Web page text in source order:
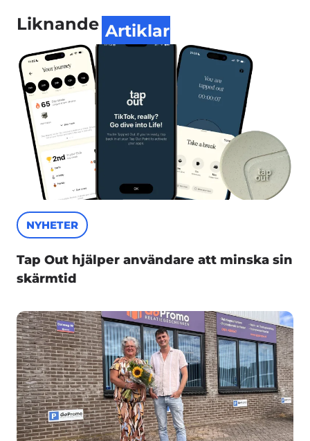
Liknande Artiklar
NYHETER
Tap Out hjälper användare att minska sin
skärmtid